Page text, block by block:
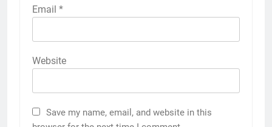
Email *
Website
Save my name, email, and website in this